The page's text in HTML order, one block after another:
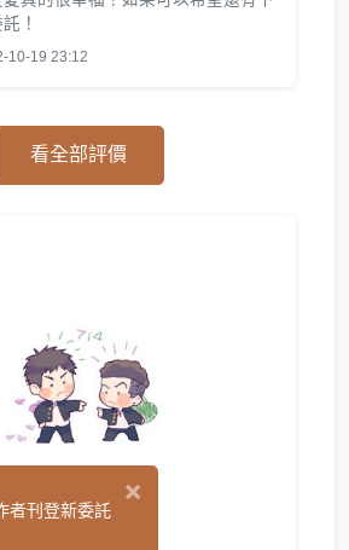
！
10-19 23:12
看全部評價
Q子 (20)
×
者刊登新委託